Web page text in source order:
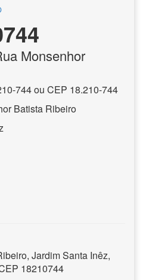
Monsenhor
744 ou CEP 18.210-744
Batista Ribeiro
Jardim Santa Inêz,
18210744